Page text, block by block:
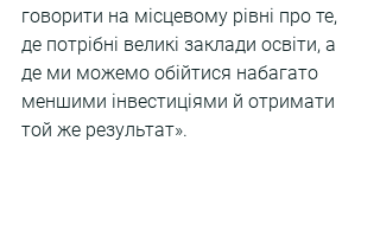
говорити на місцевому рівні про те,
де потрібні великі заклади освіти, а
де ми можемо обійтися набагато
меншими інвестиціями й отримати
той же результат».